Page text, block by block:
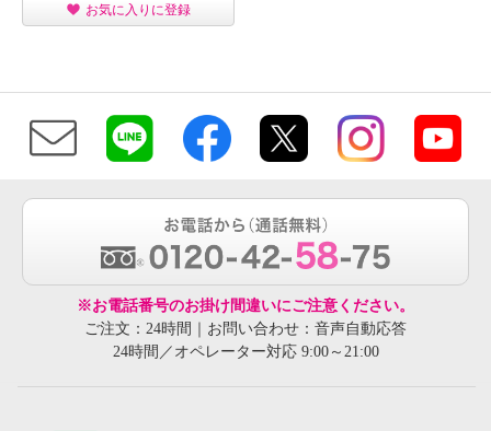
お気に入りに登録
※お電話番号のお掛け間違いにご注意ください。
ご注文：24時間｜お問い合わせ：音声自動応答
24時間／オペレーター対応 9:00～21:00